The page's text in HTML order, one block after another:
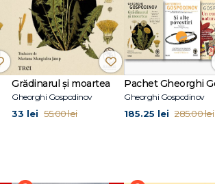
Grădinarul și moartea
Gheorghi Gospodinov
33 lei 55.00 lei
Gheorghi Gospodinov
185.25 lei 285.00 lei